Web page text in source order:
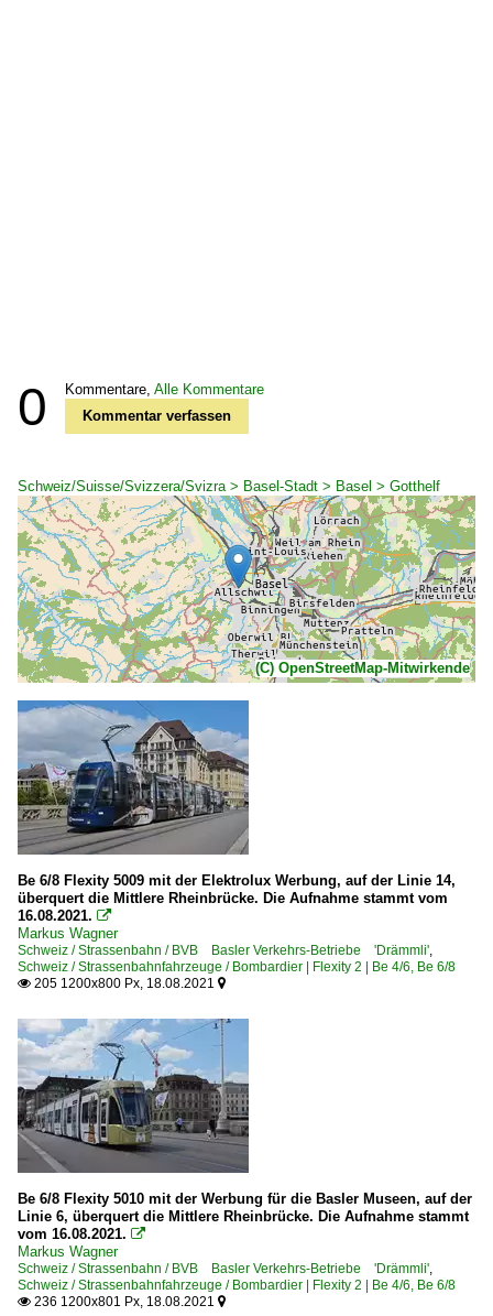
0 Kommentare, Alle Kommentare
Kommentar verfassen
Schweiz/Suisse/Svizzera/Svizra > Basel-Stadt > Basel > Gotthelf
(C) OpenStreetMap-Mitwirkende
Be 6/8 Flexity 5009 mit der Elektrolux Werbung, auf der Linie 14,
überquert die Mittlere Rheinbrücke. Die Aufnahme stammt vom
16.08.2021. 
Markus Wagner
Schweiz / Strassenbahn / BVB Basler Verkehrs-Betriebe 'Drämmli',
Schweiz / Strassenbahnfahrzeuge / Bombardier | Flexity 2 | Be 4/6, Be 6/8
 205 1200x800 Px, 18.08.2021 
Be 6/8 Flexity 5010 mit der Werbung für die Basler Museen, auf der
Linie 6, überquert die Mittlere Rheinbrücke. Die Aufnahme stammt
vom 16.08.2021. 
Markus Wagner
Schweiz / Strassenbahn / BVB Basler Verkehrs-Betriebe 'Drämmli',
Schweiz / Strassenbahnfahrzeuge / Bombardier | Flexity 2 | Be 4/6, Be 6/8
 236 1200x801 Px, 18.08.2021 